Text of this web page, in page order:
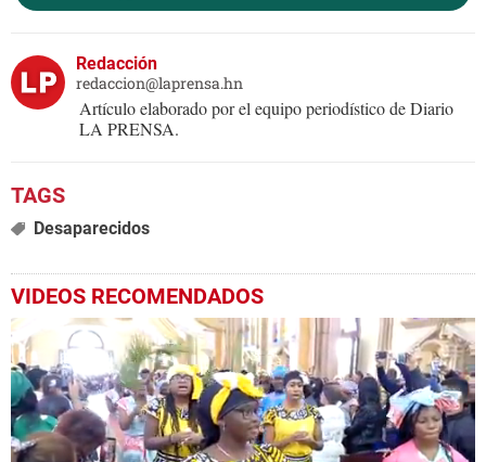
Redacción
redaccion@laprensa.hn
Artículo elaborado por el equipo periodístico de Diario
LA PRENSA.
Desaparecidos
VIDEOS RECOMENDADOS